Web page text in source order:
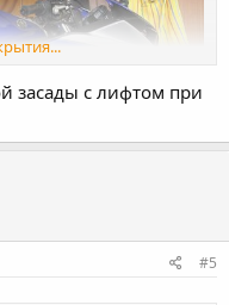
засады с лифтом при
#5